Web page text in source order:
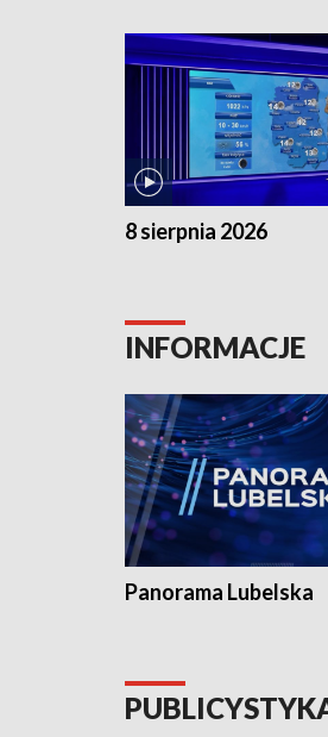
8 sierpnia 2026
INFORMACJE
Panorama Lubelska